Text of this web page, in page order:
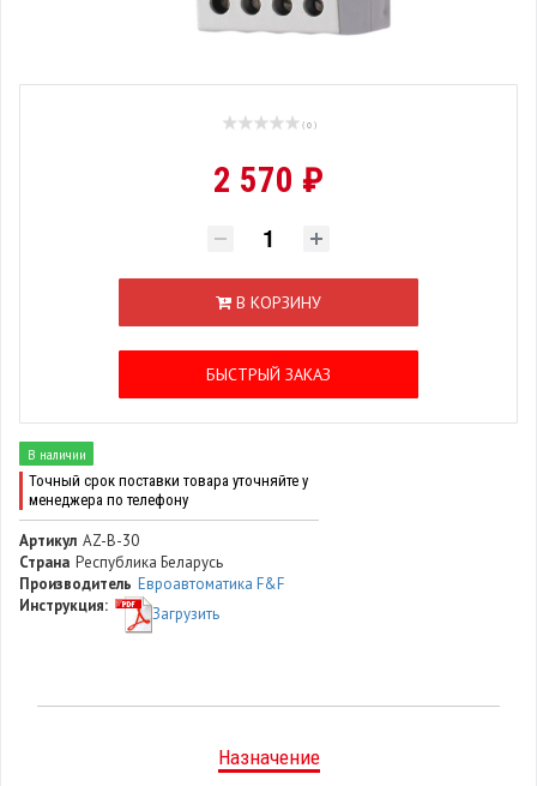
( 0 )
2 570 ₽
В КОРЗИНУ
БЫСТРЫЙ ЗАКАЗ
В наличии
Точный срок поставки товара уточняйте у
менеджера по телефону
Артикул AZ-B-30
Страна Республика Беларусь
Производитель Евроавтоматика F&F
Инструкция:
Загрузить
Назначение